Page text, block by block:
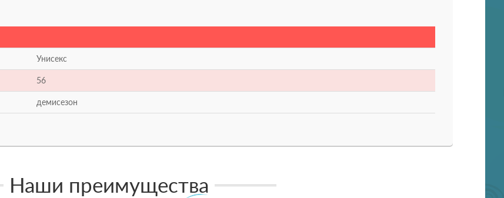
Унисекс
56
демисезон
Наши преимущества